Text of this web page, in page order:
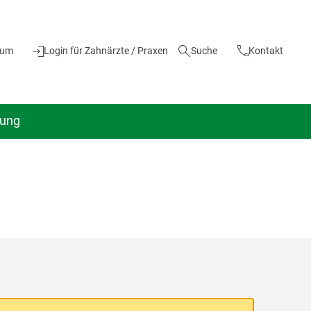
Login für Zahnärzte / Praxen Suche Kontakt